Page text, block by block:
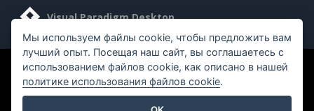
Visual Paradigm Desktop
©2026 by Visual Paradigm. Все права защищены.
Мы используем файлы cookie, чтобы предложить вам
лучший опыт. Посещая наш сайт, вы соглашаетесь с
использованием файлов cookie, как описано в нашей
политике использования файлов cookie.